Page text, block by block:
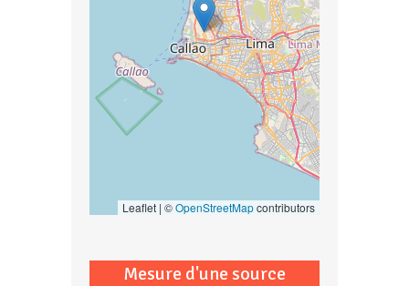
Leaflet | ©OpenStreetMapcontributors
Mesure d'une source